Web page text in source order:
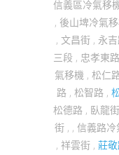
信義區冷氣移
, 後山埤冷氣
, 文昌街 , 永
三段 , 忠孝東
氣移機 , 松仁
路 , 松智路 ,
松德路 , 臥龍
街 , , 信義路
, 祥雲街 , 莊